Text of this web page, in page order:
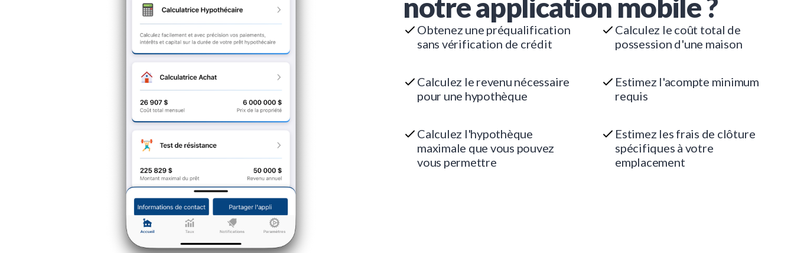
notre application mobile ?
Obtenez une préqualification
sans vérification de crédit
Calculez le coût total de
possession d'une maison
Calculez le revenu nécessaire
pour une hypothèque
Estimez l'acompte minimum
requis
Calculez l'hypothèque
maximale que vous pouvez
vous permettre
Estimez les frais de clôture
spécifiques à votre
emplacement